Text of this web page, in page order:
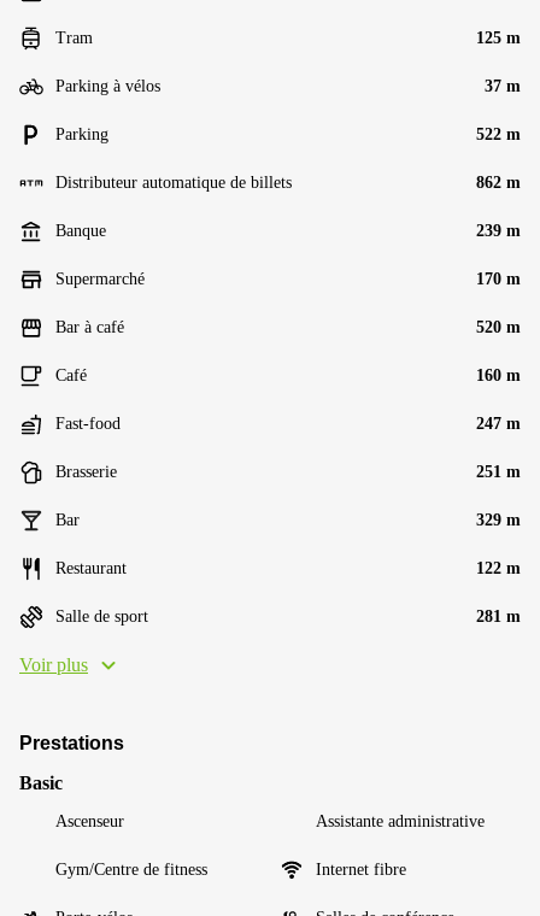
Tram 125 m
Parking à vélos 37 m
Parking 522 m
Distributeur automatique de billets 862 m
Banque 239 m
Supermarché 170 m
Bar à café 520 m
Café 160 m
Fast-food 247 m
Brasserie 251 m
Bar 329 m
Restaurant 122 m
Salle de sport 281 m
Voir plus
Prestations
Basic
Ascenseur Assistante administrative
Gym/Centre de fitness Internet fibre